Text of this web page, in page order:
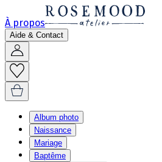
À propos
Aide & Contact
Album photo
Naissance
Mariage
Baptême